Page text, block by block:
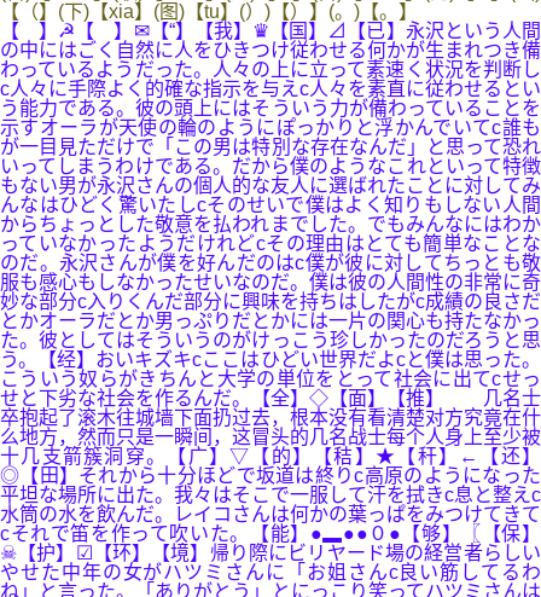
【（】(下)【xia】(图)【tu】(）)【）】(。)【。】
【 】☭【 】✉【“】【我】♛【国】⊿【已】永沢という人間
の中にはごく自然に人をひきつけ従わせる何かが生まれつき備
わっているようだった。人々の上に立って素速く状況を判断し
c人々に手際よく的確な指示を与えc人々を素直に従わせるとい
う能力である。彼の頭上にはそういう力が備わっていることを
示すオーラが天使の輪のようにぽっかりと浮かんでいてc誰も
が一目見ただけで「この男は特別な存在なんだ」と思って恐れ
いってしまうわけである。だから僕のようなこれといって特徴
もない男が永沢さんの個人的な友人に選ばれたことに対してみ
んなはひどく驚いたしcそのせいで僕はよく知りもしない人間
からちょっとした敬意を払われまでした。でもみんなにはわか
っていなかったようだけれどcその理由はとても簡単なことな
のだ。永沢さんが僕を好んだのはc僕が彼に対してちっとも敬
服も感心もしなかったせいなのだ。僕は彼の人間性の非常に奇
妙な部分c入りくんだ部分に興味を持ちはしたがc成績の良さだ
とかオーラだとか男っぷりだとかには一片の関心も持たなかっ
た。彼としてはそういうのがけっこう珍しかったのだろうと思
う。【经】おいキズキcここはひどい世界だよcと僕は思った。
こういう奴らがきちんと大学の単位をとって社会に出てcせっ
せと下劣な社会を作るんだ。【全】◇【面】【推】 几名士
卒抱起了滚木往城墙下面扔过去，根本没有看清楚对方究竟在什
么地方，然而只是一瞬间，这冒头的几名战士每个人身上至少被
十几支箭簇洞穿。【广】▽【的】【秸】★【秆】←【还】
◎【田】それから十分ほどで坂道は終りc高原のようになった
平坦な場所に出た。我々はそこで一服して汗を拭きc息と整えc
水筒の水を飲んだ。レイコさんは何かの葉っぱをみつけてきて
cそれで笛を作って吹いた。【能】●▂●●０●【够】〖【保】
☠【护】☑【环】【境】帰り際にビリヤード場の経営者らしい
やせた中年の女がハツミさんに「お姐さんc良い筋してるわ
ね」と言った。「ありがとう」とにっこり笑ってハツミさんは